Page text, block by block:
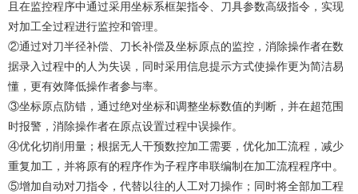
且在监控程序中通过采用坐标系框架指令、刀具参数高级指令，实现
对加工全过程进行监控和管理。
②通过对刀半径补偿、刀长补偿及坐标原点的监控，消除操作者在数
据录入过程中的人为失误，同时采用信息提示方式使操作更为简洁易
懂，更有效降低操作者参与率。
③坐标原点防错，通过绝对坐标和调整坐标数值的判断，并在超范围
时报警，消除操作者在原点设置过程中误操作。
④优化切削用量；根据无人干预数控加工需要，优化加工流程，减少
重复加工，并将原有的程序作为子程序串联编制在加工流程程序中。
⑤增加自动对刀指令，代替以往的人工对刀操作；同时将全部加工程